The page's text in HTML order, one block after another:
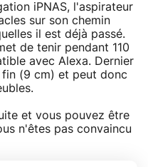
iPNAS, l'aspirateur
sur son chemin
il est déjà passé.
de tenir pendant 110
avec Alexa. Dernier
(9 cm) et peut donc
et vous pouvez être
n'êtes pas convaincu